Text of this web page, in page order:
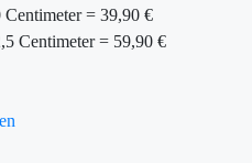
Centimeter = 39,90 €
Centimeter = 59,90 €